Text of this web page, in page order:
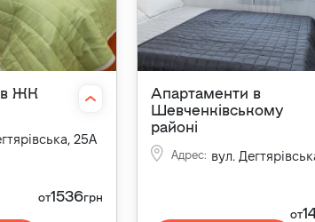
в ЖК
25А
от1536грн
Апартаменти в
Шевченківському
районі
Адрес: вул.
от